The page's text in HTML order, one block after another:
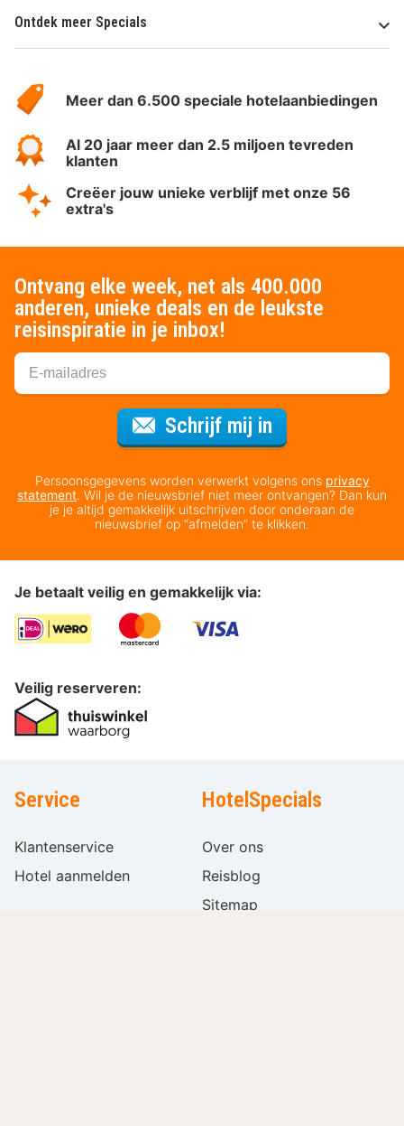
Ontdek meer Specials
HotelSpecials
Meer dan 6.500 speciale hotelaanbiedingen
Al 20 jaar meer dan 2.5 miljoen tevreden
klanten
Creëer jouw unieke verblijf met onze 56
extra's
Ontvang elke week, net als 400.000
anderen, unieke deals en de leukste
reisinspiratie in je inbox!
Schrijf mij in
Persoonsgegevens worden verwerkt volgens ons privacy
statement. Wil je de nieuwsbrief niet meer ontvangen? Dan kun
je je altijd gemakkelijk uitschrijven door onderaan de
nieuwsbrief op “afmelden” te klikken.
Je betaalt veilig en gemakkelijk via:
Veilig reserveren:
Service
Klantenservice
Hotel aanmelden
HotelSpecials
Over ons
Reisblog
Sitemap